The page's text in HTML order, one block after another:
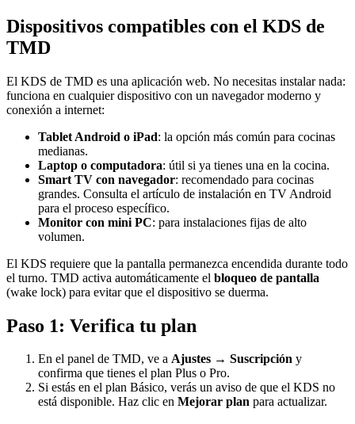
Dispositivos compatibles con el KDS de
TMD
El KDS de TMD es una aplicación web. No necesitas instalar nada:
funciona en cualquier dispositivo con un navegador moderno y
conexión a internet:
Tablet Android o iPad: la opción más común para cocinas
medianas.
Laptop o computadora: útil si ya tienes una en la cocina.
Smart TV con navegador: recomendado para cocinas
grandes. Consulta el artículo de instalación en TV Android
para el proceso específico.
Monitor con mini PC: para instalaciones fijas de alto
volumen.
El KDS requiere que la pantalla permanezca encendida durante todo
el turno. TMD activa automáticamente el bloqueo de pantalla
(wake lock) para evitar que el dispositivo se duerma.
Paso 1: Verifica tu plan
En el panel de TMD, ve a Ajustes → Suscripción y
confirma que tienes el plan Plus o Pro.
Si estás en el plan Básico, verás un aviso de que el KDS no
está disponible. Haz clic en Mejorar plan para actualizar.